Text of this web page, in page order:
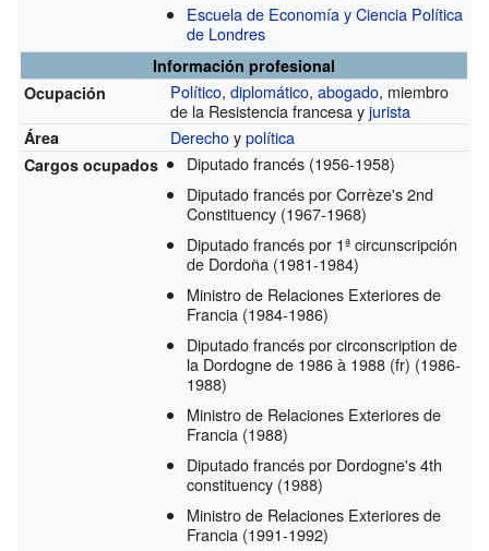
Escuela de Economía y Ciencia Política
de Londres
Información profesional
Ocupación
Político,diplomático,abogado, miembro
de la Resistencia francesa yjurista
Área Derechoypolítica
Cargos ocupados Diputado francés (1956-1958)
Diputado francés por Corrèze's 2nd
Constituency (1967-1968)
Diputado francés por 1ª circunscripción
de Dordoña (1981-1984)
Ministro de Relaciones Exteriores de
Francia (1984-1986)
Diputado francés por circonscription de
la Dordogne de 1986 à 1988 (fr) (1986-
1988)
Ministro de Relaciones Exteriores de
Francia (1988)
Diputado francés por Dordogne's 4th
constituency (1988)
Ministro de Relaciones Exteriores de
Francia (1991-1992)